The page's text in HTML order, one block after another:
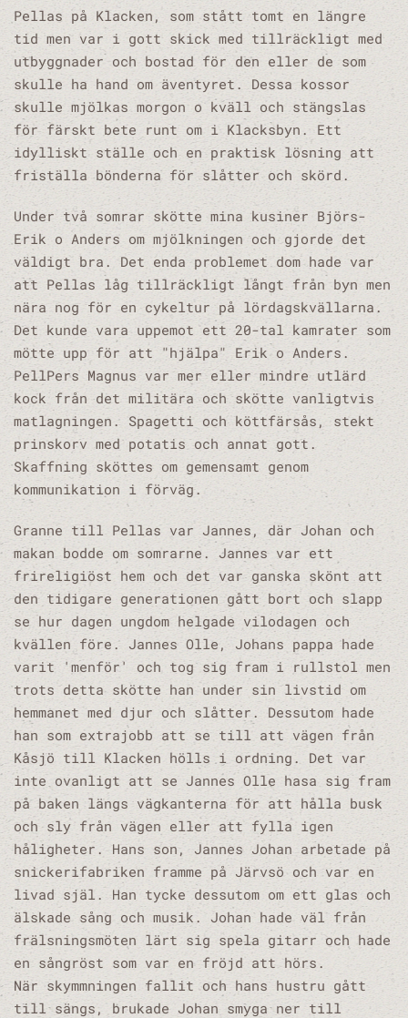
Pellas på Klacken, som stått tomt en längre
tid men var i gott skick med tillräckligt med
utbyggnader och bostad för den eller de som
skulle ha hand om äventyret. Dessa kossor
skulle mjölkas morgon o kväll och stängslas
för färskt bete runt om i Klacksbyn. Ett
idylliskt ställe och en praktisk lösning att
friställa bönderna för slåtter och skörd.
Under två somrar skötte mina kusiner Björs-
Erik o Anders om mjölkningen och gjorde det
väldigt bra. Det enda problemet dom hade var
att Pellas låg tillräckligt långt från byn men
nära nog för en cykeltur på lördagskvällarna.
Det kunde vara uppemot ett 20-tal kamrater som
mötte upp för att "hjälpa" Erik o Anders.
PellPers Magnus var mer eller mindre utlärd
kock från det militära och skötte vanligtvis
matlagningen. Spagetti och köttfärsås, stekt
prinskorv med potatis och annat gott.
Skaffning sköttes om gemensamt genom
kommunikation i förväg.
Granne till Pellas var Jannes, där Johan och
makan bodde om somrarne. Jannes var ett
frireligiöst hem och det var ganska skönt att
den tidigare generationen gått bort och slapp
se hur dagen ungdom helgade vilodagen och
kvällen före. Jannes Olle, Johans pappa hade
varit 'menför' och tog sig fram i rullstol men
trots detta skötte han under sin livstid om
hemmanet med djur och slåtter. Dessutom hade
han som extrajobb att se till att vägen från
Kåsjö till Klacken hölls i ordning. Det var
inte ovanligt att se Jannes Olle hasa sig fram
på baken längs vägkanterna för att hålla busk
och sly från vägen eller att fylla igen
håligheter. Hans son, Jannes Johan arbetade på
snickerifabriken framme på Järvsö och var en
livad själ. Han tycke dessutom om ett glas och
älskade sång och musik. Johan hade väl från
frälsningsmöten lärt sig spela gitarr och hade
en sångröst som var en fröjd att hörs.
När skymmningen fallit och hans hustru gått
till sängs, brukade Johan smyga ner till